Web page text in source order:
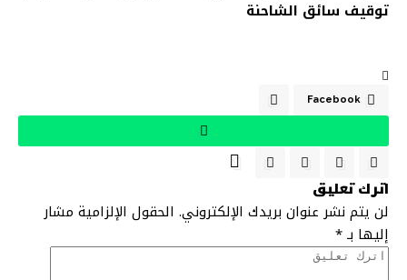
توقيف سائق الشاحنة
Facebook
اترك تعليق
لن يتم نشر عنوان بريدك الإلكتروني. الحقول الإلزامية مشار
إليها بـ*